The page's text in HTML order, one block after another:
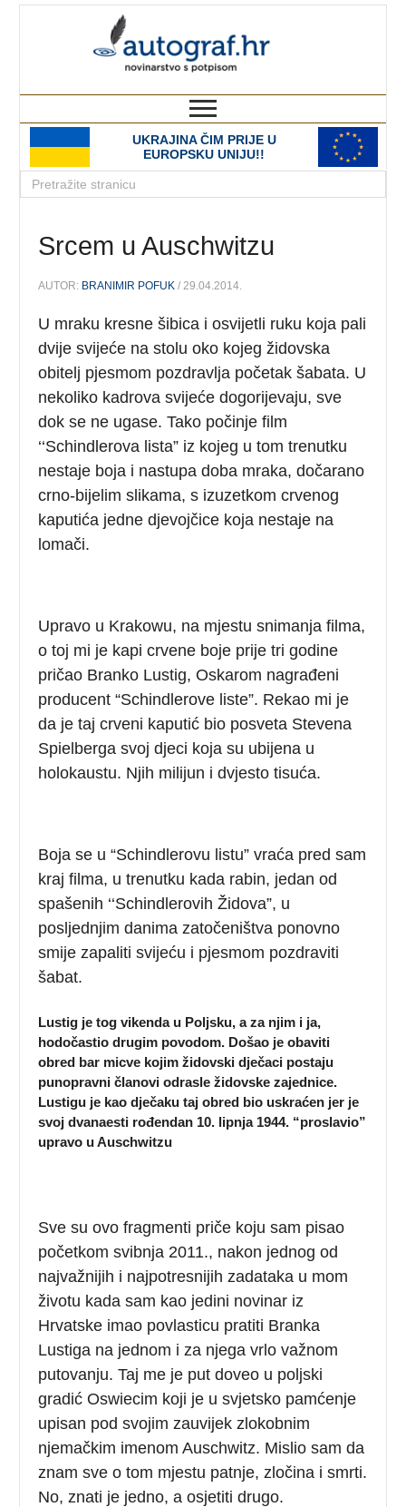
UKRAJINA ČIM PRIJE U
EUROPSKU UNIJU!!
Srcem u Auschwitzu
AUTOR: BRANIMIR POFUK / 29.04.2014.
U mraku kresne šibica i osvijetli ruku koja pali
dvije svijeće na stolu oko kojeg židovska
obitelj pjesmom pozdravlja početak šabata. U
nekoliko kadrova svijeće dogorijevaju, sve
dok se ne ugase. Tako počinje film
‘‘Schindlerova lista” iz kojeg u tom trenutku
nestaje boja i nastupa doba mraka, dočarano
crno-bijelim slikama, s izuzetkom crvenog
kaputića jedne djevojčice koja nestaje na
lomači.
Upravo u Krakowu, na mjestu snimanja filma,
o toj mi je kapi crvene boje prije tri godine
pričao Branko Lustig, Oskarom nagrađeni
producent “Schindlerove liste”. Rekao mi je
da je taj crveni kaputić bio posveta Stevena
Spielberga svoj djeci koja su ubijena u
holokaustu. Njih milijun i dvjesto tisuća.
Boja se u “Schindlerovu listu” vraća pred sam
kraj filma, u trenutku kada rabin, jedan od
spašenih ‘‘Schindlerovih Židova”, u
posljednjim danima zatočeništva ponovno
smije zapaliti svijeću i pjesmom pozdraviti
šabat.
Lustig je tog vikenda u Poljsku, a za njim i ja,
hodočastio drugim povodom. Došao je obaviti
obred bar micve kojim židovski dječaci postaju
punopravni članovi odrasle židovske zajednice.
Lustigu je kao dječaku taj obred bio uskraćen jer je
svoj dvanaesti rođendan 10. lipnja 1944. “proslavio”
upravo u Auschwitzu
Sve su ovo fragmenti priče koju sam pisao
početkom svibnja 2011., nakon jednog od
najvažnijih i najpotresnijih zadataka u mom
životu kada sam kao jedini novinar iz
Hrvatske imao povlasticu pratiti Branka
Lustiga na jednom i za njega vrlo važnom
putovanju. Taj me je put doveo u poljski
gradić Oswiecim koji je u svjetsko pamćenje
upisan pod svojim zauvijek zlokobnim
njemačkim imenom Auschwitz. Mislio sam da
znam sve o tom mjestu patnje, zločina i smrti.
No, znati je jedno, a osjetiti drugo.